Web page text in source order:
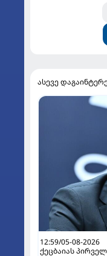
ასევე
12:59/05-08-2026
ქეცბაიას